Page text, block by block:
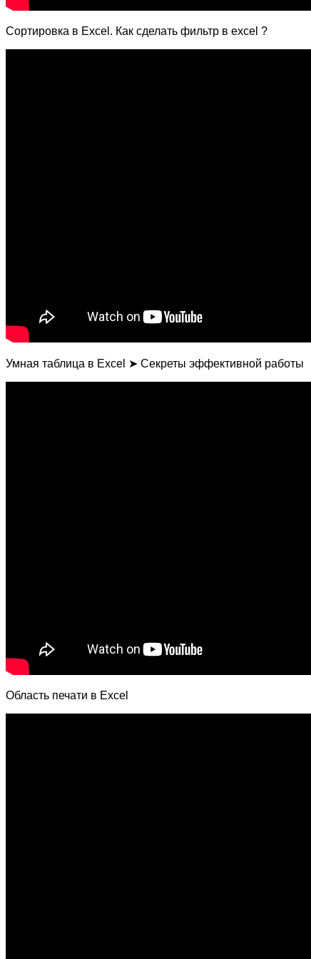
Сортировка в Excel. Как сделать фильтр в excel ?
Умная таблица в Excel ➤ Секреты эффективной работы
Область печати в Excel